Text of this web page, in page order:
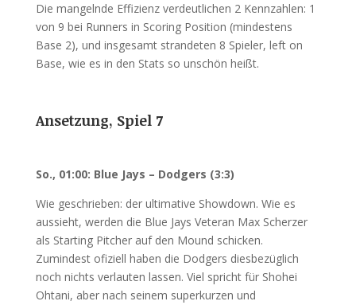
Die mangelnde Effizienz verdeutlichen 2 Kennzahlen: 1
von 9 bei Runners in Scoring Position (mindestens
Base 2), und insgesamt strandeten 8 Spieler, left on
Base, wie es in den Stats so unschön heißt.
Ansetzung, Spiel 7
So., 01:00: Blue Jays – Dodgers (3:3)
Wie geschrieben: der ultimative Showdown. Wie es
aussieht, werden die Blue Jays Veteran Max Scherzer
als Starting Pitcher auf den Mound schicken.
Zumindest ofiziell haben die Dodgers diesbezüglich
noch nichts verlauten lassen. Viel spricht für Shohei
Ohtani, aber nach seinem superkurzen und